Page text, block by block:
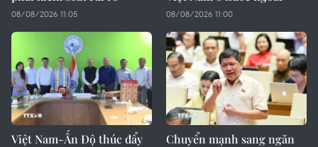
08/08/2026 11:05 08/08/2026 11:00
Việt Nam-Ấn Độ thúc đẩy
Chuyển mạnh sang ngăn